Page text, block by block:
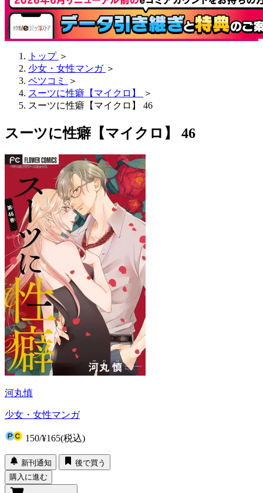
トップ ＞
少女・女性マンガ ＞
ベツコミ
＞
スーツに性癖【マイクロ】
＞
スーツに性癖【マイクロ】 46
スーツに性癖【マイクロ】 46
河丸慎
少女・女性マンガ
150/¥165(税込)
新刊通知
後で買う
購入に進む